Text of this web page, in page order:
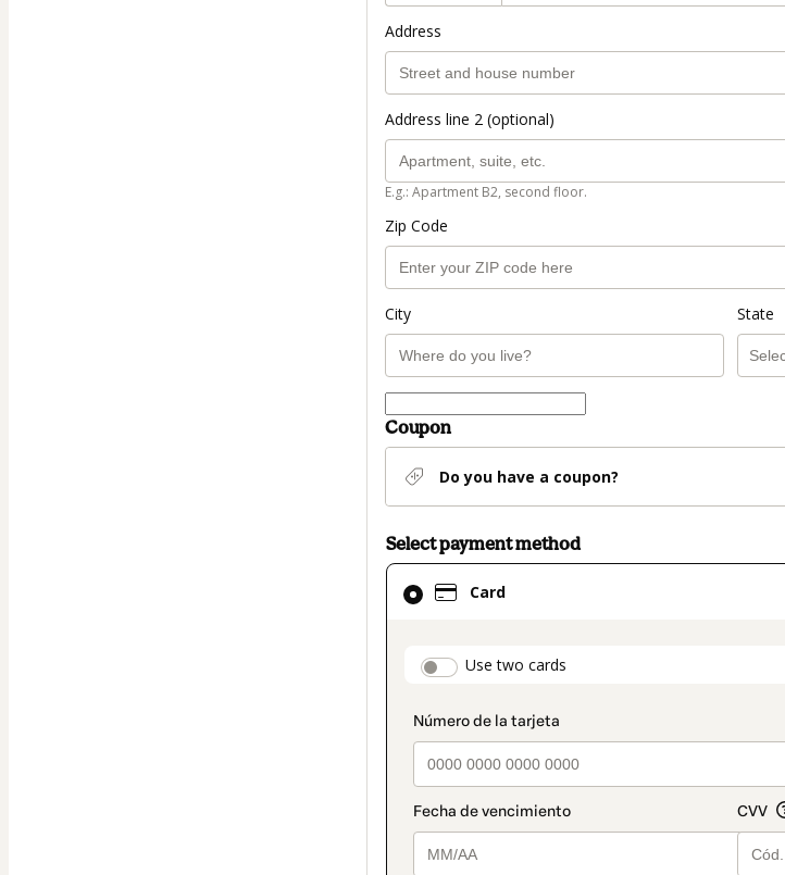
Address
Address line 2 (optional)
E.g.: Apartment B2, second floor.
Zip Code
City State
Coupon
Do you have a coupon?
Select payment method
Card
payment_data.section_title_v2
Use two cards
Card
selected
method